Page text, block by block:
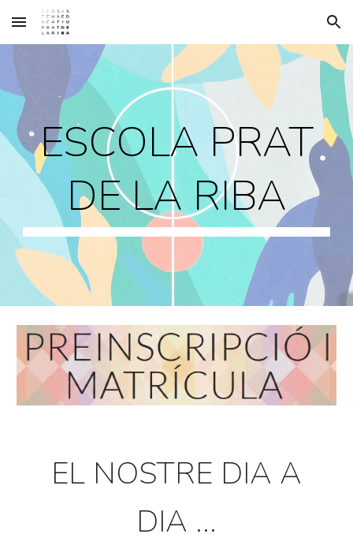
Skip to main content Skip to navigation
ESCOLA PRAT
DE LA RIBA
EL NOSTRE DIA A
DIA ...